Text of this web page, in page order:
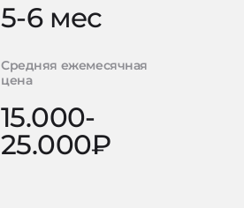
5-6 мес
Средняя ежемесячная
цена
15.000-
25.000₽